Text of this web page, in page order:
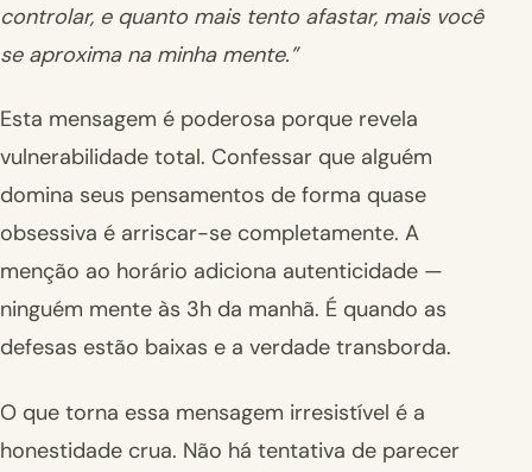
controlar, e quanto mais tento afastar, mais você
se aproxima na minha mente.”
Esta mensagem é poderosa porque revela
vulnerabilidade total. Confessar que alguém
domina seus pensamentos de forma quase
obsessiva é arriscar-se completamente. A
menção ao horário adiciona autenticidade —
ninguém mente às 3h da manhã. É quando as
defesas estão baixas e a verdade transborda.
O que torna essa mensagem irresistível é a
honestidade crua. Não há tentativa de parecer